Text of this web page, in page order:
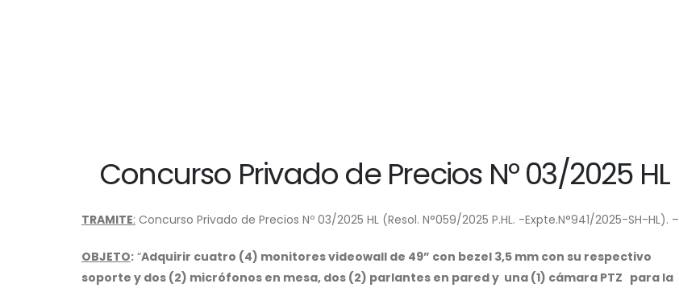
Concurso Privado de Precios Nº 03/2025 HL
TRAMITE: Concurso Privado de Precios Nº 03/2025 HL (Resol. N°059/2025 P.HL. -Expte.N°941/2025-SH-HL). –
OBJETO: “Adquirir cuatro (4) monitores videowall de 49” con bezel 3,5 mm con su respectivo
soporte y dos (2) micrófonos en mesa, dos (2) parlantes en pared y una (1) cámara PTZ para la